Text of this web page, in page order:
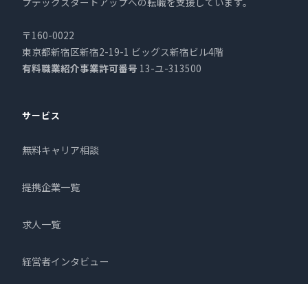
〒160-0022
東京都新宿区新宿2-19-1 ビッグス新宿ビル4階
有料職業紹介事業許可番号 13-ユ-313500
サービス
無料キャリア相談
提携企業一覧
求人一覧
経営者インタビュー